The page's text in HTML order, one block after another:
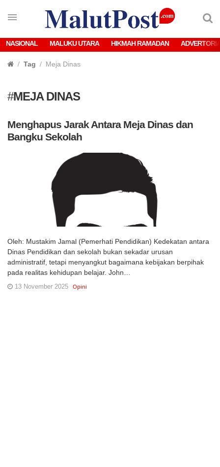
NASIONAL MALUKU UTARA HIKMAH RAMADAN
Tag Meja Dinas
#MEJA DINAS
Menghapus Jarak Antara Meja Dinas dan
Bangku Sekolah
Oleh: Mustakim Jamal (Pemerhati Pendidikan) Kedekatan antara
Dinas Pendidikan dan sekolah bukan sekadar urusan
administratif, tetapi menyangkut bagaimana kebijakan berpihak
pada realitas kehidupan belajar. John…
13 November 2025 Opini